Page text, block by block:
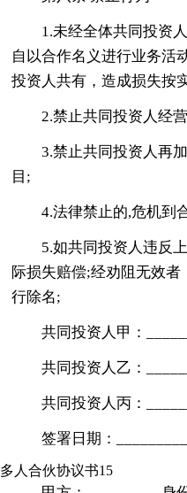
1.未经全体共同投资
自以合作名义进行业务活
投资人共有，造成损失按
2.禁止共同投资人经
3.禁止共同投资人再
目;
4.法律禁止的,危机到
5.如共同投资人违反
际损失赔偿;经劝阻无效
行除名;
共同投资人甲：
共同投资人乙：
共同投资人丙：
签署日期：
多人合伙协议书15